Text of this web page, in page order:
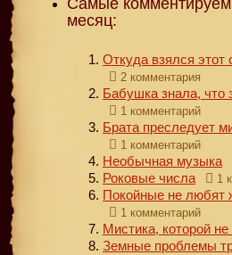
месяц:
Откуда взялся этот
2 комментария
Бабушка знала, что
1 комментарий
Брата преследует
1 комментарий
Необычная музыка
Роковые числа 1
Покойные не любят
1 комментарий
Мистика, которой
Земные проблемы